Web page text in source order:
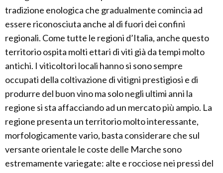
tradizione enologica che gradualmente comincia ad
essere riconosciuta anche al di fuori dei confini
regionali. Come tutte le regioni d’Italia, anche questo
territorio ospita molti ettari di viti già da tempi molto
antichi. I viticoltori locali hanno si sono sempre
occupati della coltivazione di vitigni prestigiosi e di
produrre del buon vino ma solo negli ultimi anni la
regione si sta affacciando ad un mercato più ampio. La
regione presenta un territorio molto interessante,
morfologicamente vario, basta considerare che sul
versante orientale le coste delle Marche sono
estremamente variegate: alte e rocciose nei pressi del